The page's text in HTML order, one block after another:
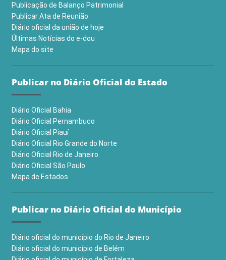
Publicação de Balanço Patrimonial
Publicar Ata de Reunião
Diário oficial da união de hoje
Últimas Notícias do e-dou
Mapa do site
Publicar no Diário Oficial do Estado
Diário Oficial Bahia
Diário Oficial Pernambuco
Diário Oficial Piauí
Diário Oficial Rio Grande do Norte
Diário Oficial Rio de Janeiro
Diário Oficial São Paulo
Mapa de Estados
Publicar no Diário Oficial do Município
Diário oficial do município do Rio de Janeiro
Diário oficial do município de Belém